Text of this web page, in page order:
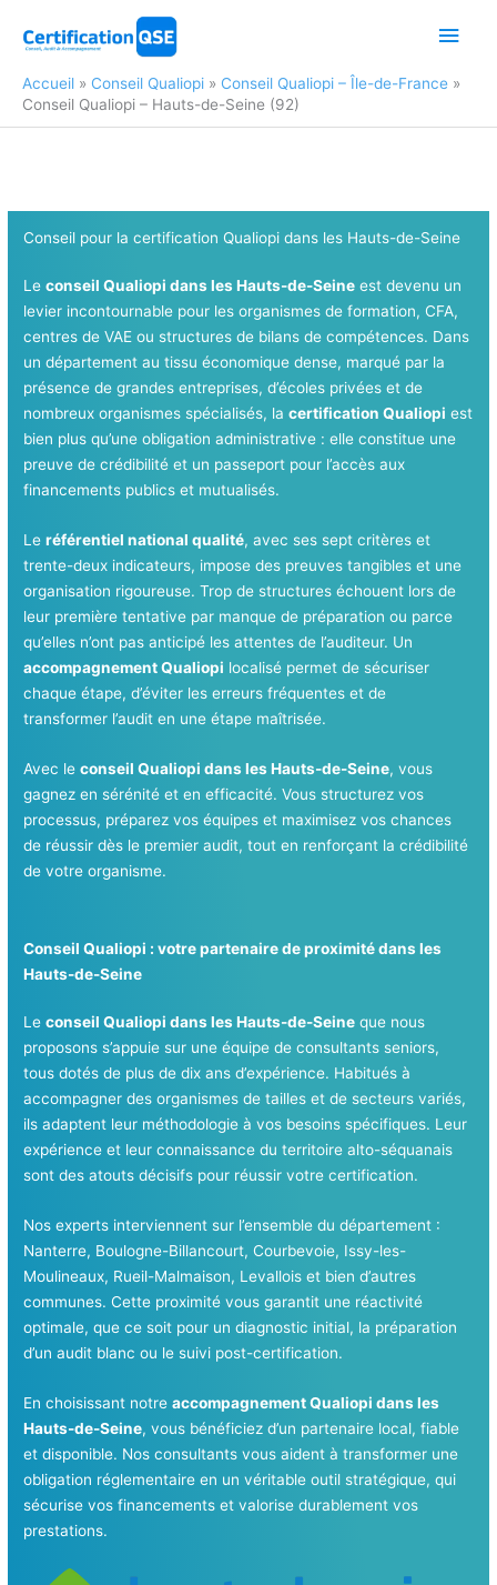
Accueil Conseil Qualiopi
Conseil Qualiopi – Île-de-France
Conseil Qualiopi – Hauts-de-Seine (92)
Conseil pour la certification Qualiopi dans les Hauts-de-Seine
Leconseil Qualiopi dans les Hauts-de-Seine est devenu un
levier incontournable pour les organismes de formation, CFA,
centres de VAE ou structures de bilans de compétences. Dans
un département au tissu économique dense, marqué par la
présence de grandes entreprises, d’écoles privées et de
nombreux organismes spécialisés, lacertification Qualiopi est
bien plus qu’une obligation administrative : elle constitue une
preuve de crédibilité et un passeport pour l’accès aux
financements publics et mutualisés.
Leréférentiel national qualité, avec ses sept critères et
trente-deux indicateurs, impose des preuves tangibles et une
organisation rigoureuse. Trop de structures échouent lors de
leur première tentative par manque de préparation ou parce
qu’elles n’ont pas anticipé les attentes de l’auditeur. Un
accompagnement Qualiopi localisé permet de sécuriser
chaque étape, d’éviter les erreurs fréquentes et de
transformer l’audit en une étape maîtrisée.
Avec leconseil Qualiopi dans les Hauts-de-Seine, vous
gagnez en sérénité et en efficacité. Vous structurez vos
processus, préparez vos équipes et maximisez vos chances
de réussir dès le premier audit, tout en renforçant la crédibilité
de votre organisme.
Conseil Qualiopi : votre partenaire de proximité dans les
Hauts-de-Seine
Leconseil Qualiopi dans les Hauts-de-Seine que nous
proposons s’appuie sur une équipe de consultants seniors,
tous dotés de plus de dix ans d’expérience. Habitués à
accompagner des organismes de tailles et de secteurs variés,
ils adaptent leur méthodologie à vos besoins spécifiques. Leur
expérience et leur connaissance du territoire alto-séquanais
sont des atouts décisifs pour réussir votre certification.
Nos experts interviennent sur l’ensemble du département :
Nanterre, Boulogne-Billancourt, Courbevoie, Issy-les-
Moulineaux, Rueil-Malmaison, Levallois et bien d’autres
communes. Cette proximité vous garantit une réactivité
optimale, que ce soit pour un diagnostic initial, la préparation
d’un audit blanc ou le suivi post-certification.
En choisissant notreaccompagnement Qualiopi dans les
Hauts-de-Seine, vous bénéficiez d’un partenaire local, fiable
et disponible. Nos consultants vous aident à transformer une
obligation réglementaire en un véritable outil stratégique, qui
sécurise vos financements et valorise durablement vos
prestations.